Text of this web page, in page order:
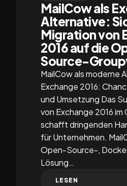
MailCow als
Alternative:
Migration von
2016 auf die
Source-
MailCow als moderne
Exchange 2016:
und Umsetzung Das
von Exchange 2016
schafft dringenden
für Unternehmen.
Open-Source-,
Lösung…
LESEN